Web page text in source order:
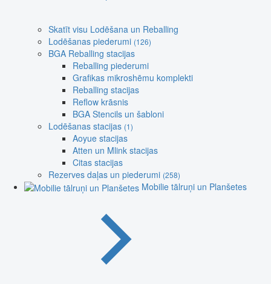
Skatīt visu Lodēšana un Reballing
Lodēšanas piederumi (126)
BGA Reballing stacijas
Reballing piederumi
Grafikas mikroshēmu komplekti
Reballing stacijas
Reflow krāsnis
BGA Stencils un šabloni
Lodēšanas stacijas (1)
Aoyue stacijas
Atten un Mlink stacijas
Citas stacijas
Rezerves daļas un piederumi (258)
Mobilie tālruņi un Planšetes